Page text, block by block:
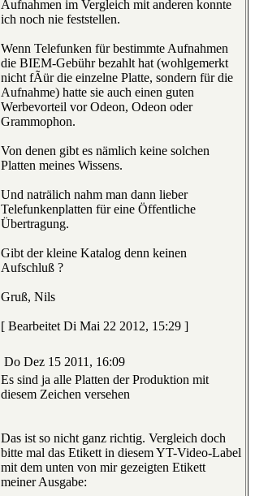
Aufnahmen im Vergleich mit anderen konnte
ich noch nie feststellen.
Wenn Telefunken für bestimmte Aufnahmen
die BIEM-Gebühr bezahlt hat (wohlgemerkt
nicht fÃür die einzelne Platte, sondern für die
Aufnahme) hatte sie auch einen guten
Werbevorteil vor Odeon, Odeon oder
Grammophon.
Von denen gibt es nämlich keine solchen
Platten meines Wissens.
Und naträlich nahm man dann lieber
Telefunkenplatten für eine Öffentliche
Übertragung.
Gibt der kleine Katalog denn keinen
Aufschluß ?
Gruß, Nils
[ Bearbeitet Di Mai 22 2012, 15:29 ]
Do Dez 15 2011, 16:09
Es sind ja alle Platten der Produktion mit
diesem Zeichen versehen
Das ist so nicht ganz richtig. Vergleich doch
bitte mal das Etikett in diesem YT-Video-Label
mit dem unten von mir gezeigten Etikett
meiner Ausgabe: